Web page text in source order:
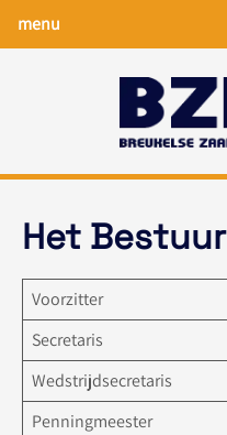
menu
Het Bestuur
Voorzitter
Secretaris
Wedstrijdsecretaris
Penningmeester